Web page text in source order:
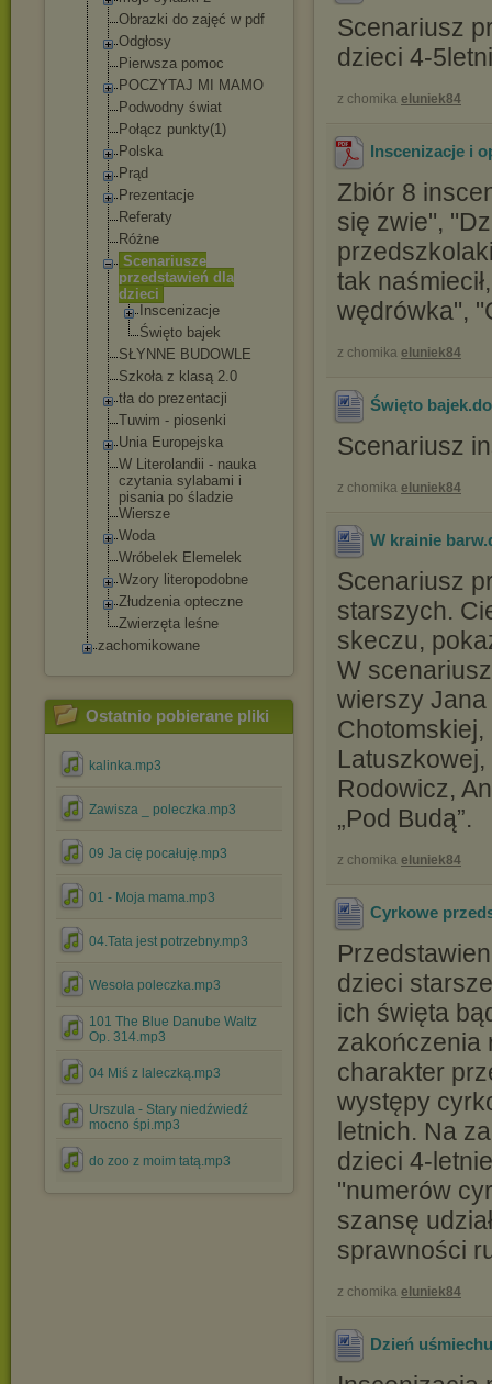
Obrazki do zajęć w pdf
Odgłosy
Pierwsza pomoc
POCZYTAJ MI MAMO
Podwodny świat
Połącz punkty(1)
Polska
Prąd
Prezentacje
Referaty
Różne
Scenariusze
przedstawień dla
dzieci
Inscenizacje
Święto bajek
SŁYNNE BUDOWLE
Szkoła z klasą 2.0
tła do prezentacji
Tuwim - piosenki
Unia Europejska
W Literolandii - nauka
czytania sylabami i
pisania po śladzie
Wiersze
Woda
Wróbelek Elemelek
Wzory literopodobne
Złudzenia opteczne
Zwierzęta leśne
zachomikowane
Ostatnio pobierane pliki
kalinka.mp3
Zawisza _ poleczka.mp3
09 Ja cię pocałuję.mp3
01 - Moja mama.mp3
04.Tata jest potrzebny.mp3
Wesoła poleczka.mp3
101 The Blue Danube Waltz
Op. 314.mp3
04 Miś z laleczką.mp3
Urszula - Stary niedźwiedź
mocno śpi.mp3
do zoo z moim tatą.mp3
Scenariusz
dzieci 4-
z chomika eluniek84
Inscenizacje i
Zbiór 8
się zwie",
tak
wędrówka",
z chomika eluniek84
Święto bajek
Scenariusz
z chomika eluniek84
W krainie barw
Scenariusz
starszych.
skeczu,
W
wierszy Jana
Rodowicz,
„Pod Budą”.
z chomika eluniek84
Cyrkowe
dzieci
ich święta
zakończenia
charakter
występy
letnich. Na
dzieci 4-
"numerów
szansę
sprawności
z chomika eluniek84
Dzień uśmiechu